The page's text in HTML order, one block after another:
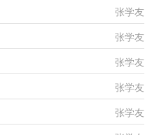
张学友、汤宝如
张学友
张学友
张学友
张学友
张学友